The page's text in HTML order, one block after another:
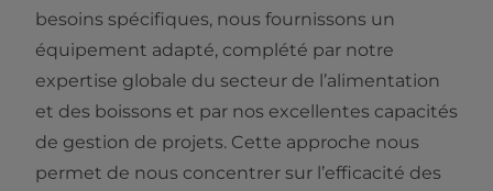
besoins spécifiques, nous fournissons un
équipement adapté, complété par notre
expertise globale du secteur de l’alimentation
et des boissons et par nos excellentes capacités
de gestion de projets. Cette approche nous
permet de nous concentrer sur l’efficacité des